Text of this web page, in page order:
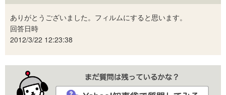
ありがとうございました。フィルムにすると思います。
回答日時
2012/3/22 12:23:38